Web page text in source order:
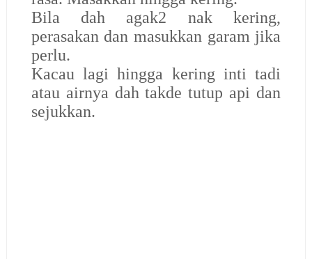
Bila dah agak2 nak kering,
perasakan dan masukkan garam jika
perlu.
Kacau lagi hingga kering inti tadi
atau airnya dah takde tutup api dan
sejukkan.